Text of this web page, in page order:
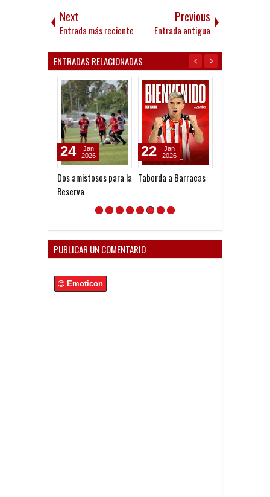
Next
Entrada más reciente
Previous
Entrada antigua
ENTRADAS RELACIONADAS
Dos amistosos para la
Reserva
24
Jan
2026
Taborda a Barracas
22
Jan
2026
PUBLICAR UN COMENTARIO
Emoticon